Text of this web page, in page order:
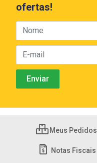
ofertas!
Meus Pedidos
Notas Fiscais